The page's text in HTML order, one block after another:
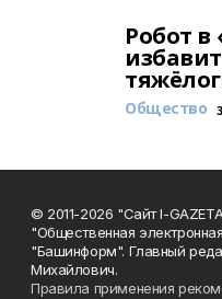
Робот
Общество
© 2011-2026 "Сайт I-
"Общественная
"Башинформ". Главный
Михайлович.
Правила применения